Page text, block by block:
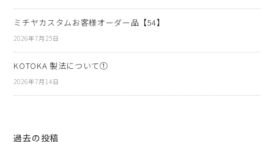
ミチヤカスタムお客様オーダー品【54】
2026年7月25日
KOTOKA 製法について①
2026年7月14日
過去の投稿